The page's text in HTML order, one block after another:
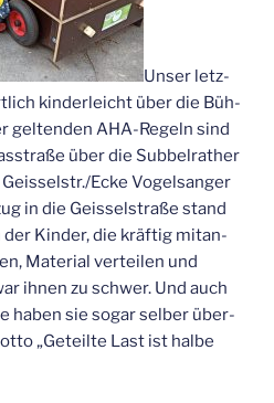
Unser letz­
kin­der­leicht über die Büh­
gel­ten­den AHA-Regeln sind
über die Sub­bel­ra­ther
Ecke Vogel­s­an­ger
in die Geis­sel­stra­ße stand
der Kin­der, die kräf­tig mit­an­
Mate­ri­al ver­tei­len und
ihnen zu schwer. Und auch
haben sie sogar sel­ber über­
„Geteil­te Last ist hal­be